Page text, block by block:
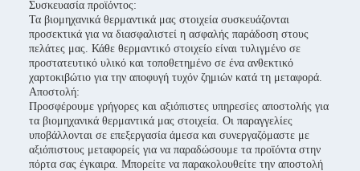
Συσκευασία προϊόντος:
Τα βιομηχανικά θερμαντικά μας στοιχεία συσκευάζονται
προσεκτικά για να διασφαλιστεί η ασφαλής παράδοση στους
πελάτες μας. Κάθε θερμαντικό στοιχείο είναι τυλιγμένο σε
προστατευτικό υλικό και τοποθετημένο σε ένα ανθεκτικό
χαρτοκιβώτιο για την αποφυγή τυχόν ζημιών κατά τη μεταφορά.
Αποστολή:
Προσφέρουμε γρήγορες και αξιόπιστες υπηρεσίες αποστολής για
τα βιομηχανικά θερμαντικά μας στοιχεία. Οι παραγγελίες
υποβάλλονται σε επεξεργασία άμεσα και συνεργαζόμαστε με
αξιόπιστους μεταφορείς για να παραδώσουμε τα προϊόντα στην
πόρτα σας έγκαιρα. Μπορείτε να παρακολουθείτε την αποστολή